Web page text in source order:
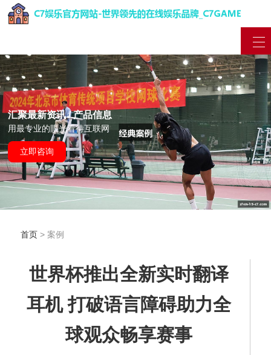
汇聚最新资讯 / 产品信息
用最专业的眼光看待互联网
立即咨询
首页> 案例
世界杯推出全新实时翻译
耳机 打破语言障碍助力全
球观众畅享赛事